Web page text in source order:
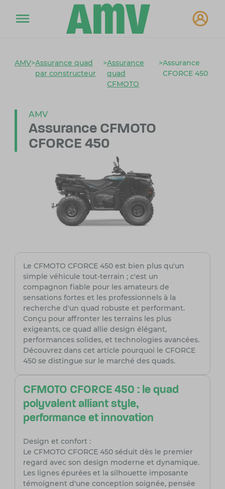
AMV>Assurance quad
par constructeur
>Assurance
quad
CFMOTO
>Assurance
CFORCE 450
AMV
Assurance CFMOTO
CFORCE 450
Le CFMOTO CFORCE 450 est bien plus qu'un
simple véhicule tout-terrain ; c'est un
compagnon fiable pour les amateurs de
sensations fortes et les professionnels à la
recherche d'un quad robuste et performant.
Conçu pour affronter les terrains les plus
exigeants, ce quad allie design élégant,
performances solides, et technologies avancées.
Découvrez dans cet article pourquoi le CFORCE
450 se distingue sur le marché des quads.
CFMOTO CFORCE 450 : le quad
polyvalent alliant style,
performance et innovation
Design et confort :
Le CFMOTO CFORCE 450 séduit dès le premier
regard avec son design moderne et dynamique.
Les lignes épurées et la silhouette imposante
témoignent d'une conception soignée, pensée